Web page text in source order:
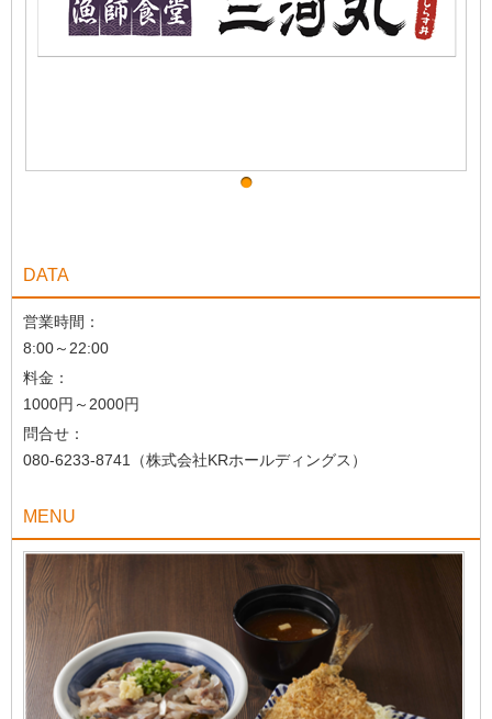
DATA
営業時間：
8:00～22:00
料金：
1000円～2000円
問合せ：
080-6233-8741（株式会社KRホールディングス）
MENU